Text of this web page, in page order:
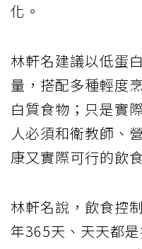
化。
林軒名建議以低蛋
量，搭配多種輕度
白質食物；只是實
人必須和衛教師、
康又實際可行的飲
林軒名說，飲食控
年365天、天天都